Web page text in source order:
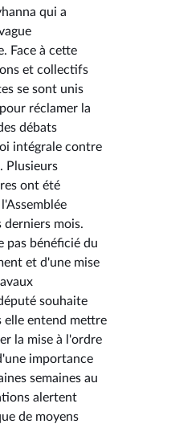
qui a
Face à cette
et collectifs
se sont unis
réclamer la
débats
intégrale contre
Plusieurs
ont été
derniers mois.
pas bénéficié du
et d'une mise
souhaite
elle entend mettre
la mise à l'ordre
importance
semaines au
alertent
de moyens